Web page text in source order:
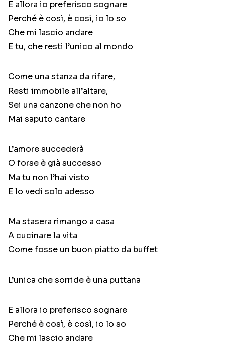
E allora io preferisco sognare
Perché è così, è così, io lo so
Che mi lascio andare
E tu, che resti l’unico al mondo
Come una stanza da rifare,
Resti immobile all’altare,
Sei una canzone che non ho
Mai saputo cantare
L’amore succederà
O forse è già successo
Ma tu non l’hai visto
E lo vedi solo adesso
Ma stasera rimango a casa
A cucinare la vita
Come fosse un buon piatto da buffet
L’unica che sorride è una puttana
E allora io preferisco sognare
Perché è così, è così, io lo so
Che mi lascio andare